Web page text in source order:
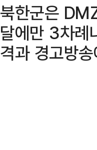
북한군은
달에만 3차례
격과 경고방